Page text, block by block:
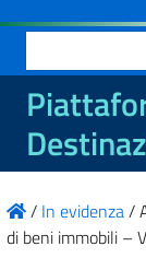
per:
/ In evidenza/
di beni immobili –